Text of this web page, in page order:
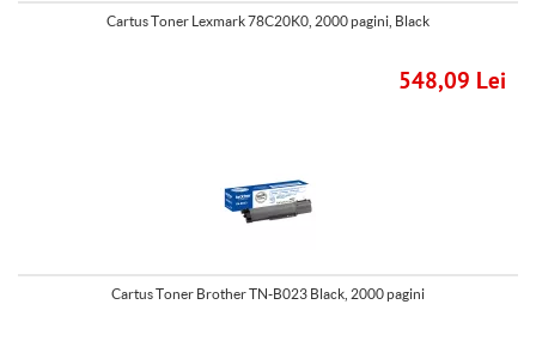
Cartus Toner Lexmark 78C20K0, 2000 pagini, Black
548,09 Lei
Cartus Toner Brother TN-B023 Black, 2000 pagini